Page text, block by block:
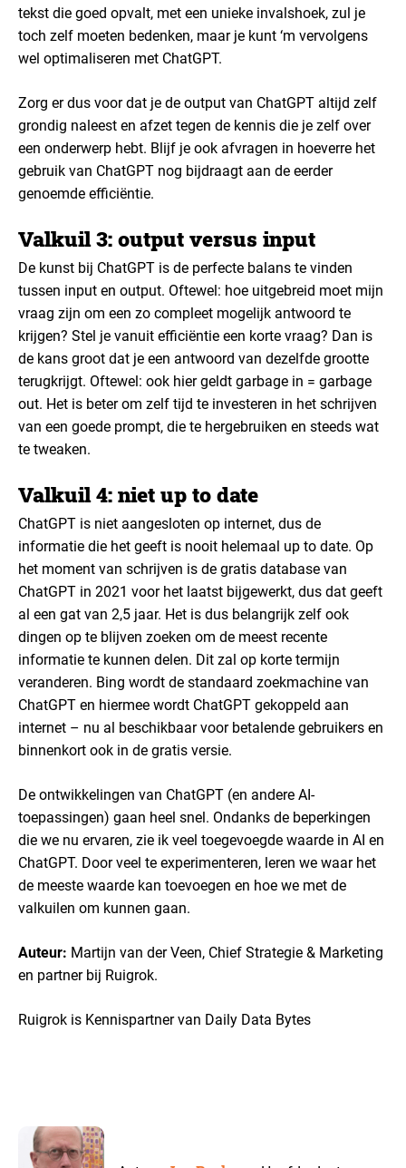
tekst die goed opvalt, met een unieke invalshoek, zul je
toch zelf moeten bedenken, maar je kunt ‘m vervolgens
wel optimaliseren met ChatGPT.
Zorg er dus voor dat je de output van ChatGPT altijd zelf
grondig naleest en afzet tegen de kennis die je zelf over
een onderwerp hebt. Blijf je ook afvragen in hoeverre het
gebruik van ChatGPT nog bijdraagt aan de eerder
genoemde efficiëntie.
Valkuil 3: output versus input
De kunst bij ChatGPT is de perfecte balans te vinden
tussen input en output. Oftewel: hoe uitgebreid moet mijn
vraag zijn om een zo compleet mogelijk antwoord te
krijgen? Stel je vanuit efficiëntie een korte vraag? Dan is
de kans groot dat je een antwoord van dezelfde grootte
terugkrijgt. Oftewel: ook hier geldt garbage in = garbage
out. Het is beter om zelf tijd te investeren in het schrijven
van een goede prompt, die te hergebruiken en steeds wat
te tweaken.
Valkuil 4: niet up to date
ChatGPT is niet aangesloten op internet, dus de
informatie die het geeft is nooit helemaal up to date. Op
het moment van schrijven is de gratis database van
ChatGPT in 2021 voor het laatst bijgewerkt, dus dat geeft
al een gat van 2,5 jaar. Het is dus belangrijk zelf ook
dingen op te blijven zoeken om de meest recente
informatie te kunnen delen. Dit zal op korte termijn
veranderen. Bing wordt de standaard zoekmachine van
ChatGPT en hiermee wordt ChatGPT gekoppeld aan
internet – nu al beschikbaar voor betalende gebruikers en
binnenkort ook in de gratis versie.
De ontwikkelingen van ChatGPT (en andere AI-
toepassingen) gaan heel snel. Ondanks de beperkingen
die we nu ervaren, zie ik veel toegevoegde waarde in AI en
ChatGPT. Door veel te experimenteren, leren we waar het
de meeste waarde kan toevoegen en hoe we met de
valkuilen om kunnen gaan.
Auteur: Martijn van der Veen, Chief Strategie & Marketing
en partner bij Ruigrok.
Ruigrok is Kennispartner van Daily Data Bytes